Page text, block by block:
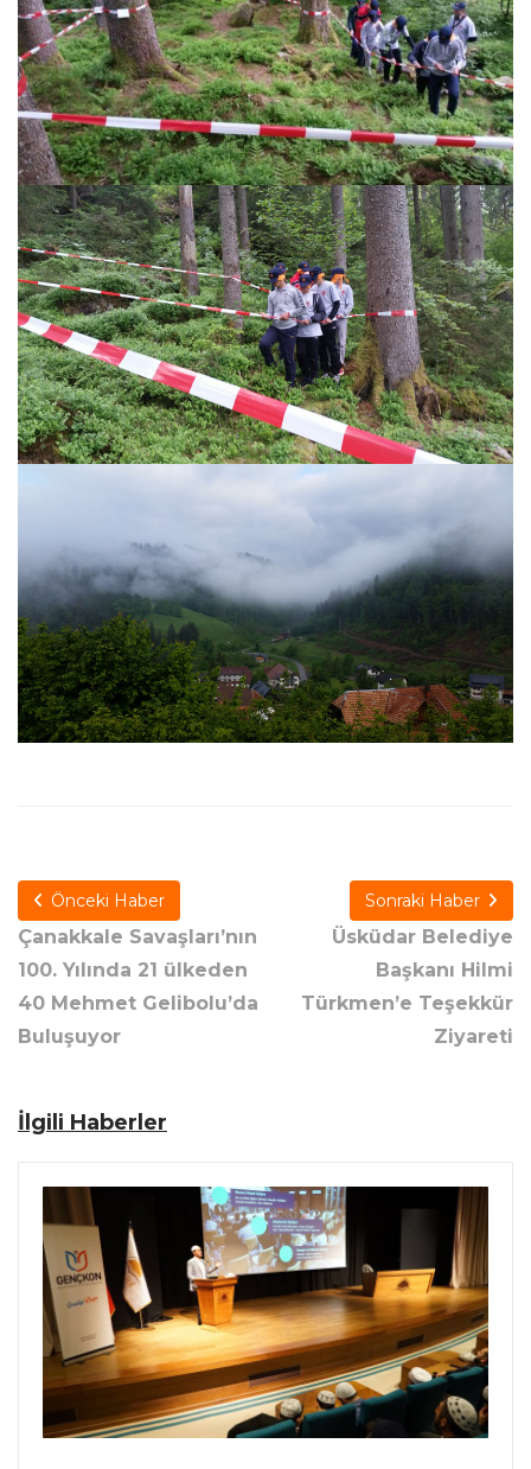
Önceki Haber
Çanakkale Savaşları’nın
100. Yılında 21 ülkeden
40 Mehmet Gelibolu’da
Buluşuyor
Sonraki Haber
Üsküdar Belediye
Başkanı Hilmi
Türkmen’e Teşekkür
Ziyareti
İlgili Haberler